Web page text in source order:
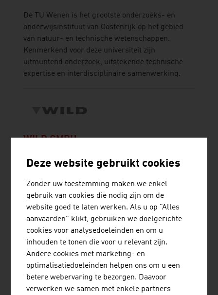
De TU Wenen is het grootste onderzoeks- en
onderwijsinstituut van Oostenrijk op het gebied
van natuur- en technische wetenschappen.
Kenmerkend voor deze universiteit zijn
uitmuntend onderzoek, uitstekende technische
expertise en interdisciplinaire samenwerking.
WILD GMBH
De WILD Gruppe ontwikkelt en produceert
voor de medische en optische sector.
CNT MANAGEMENT CONSULTING AG
Deze website gebruikt cookies
Zonder uw toestemming maken we enkel
gebruik van cookies die nodig zijn om de
website goed te laten werken. Als u op "Alles
aanvaarden" klikt, gebruiken we doelgerichte
cookies voor analysedoeleinden en om u
inhouden te tonen die voor u relevant zijn.
Andere cookies met marketing- en
optimalisatiedoeleinden helpen ons om u een
betere webervaring te bezorgen. Daavoor
verwerken we samen met enkele partners